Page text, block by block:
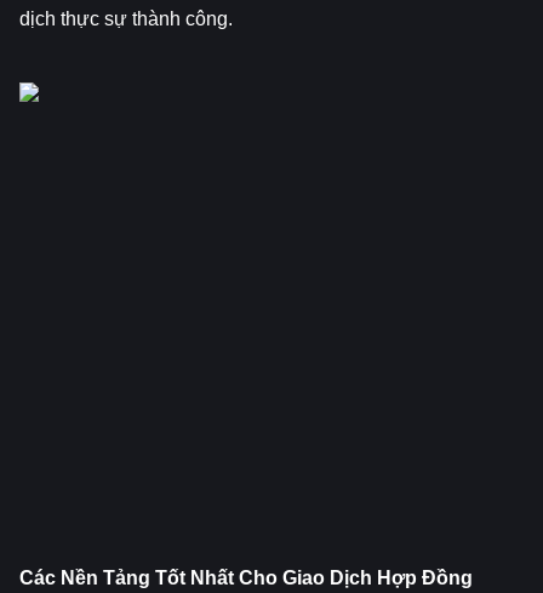
dịch thực sự thành công.
Các Nền Tảng Tốt Nhất Cho Giao Dịch Hợp Đồng